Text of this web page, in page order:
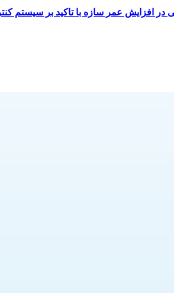
افزایش عمر سازه با تاکید بر سیستم